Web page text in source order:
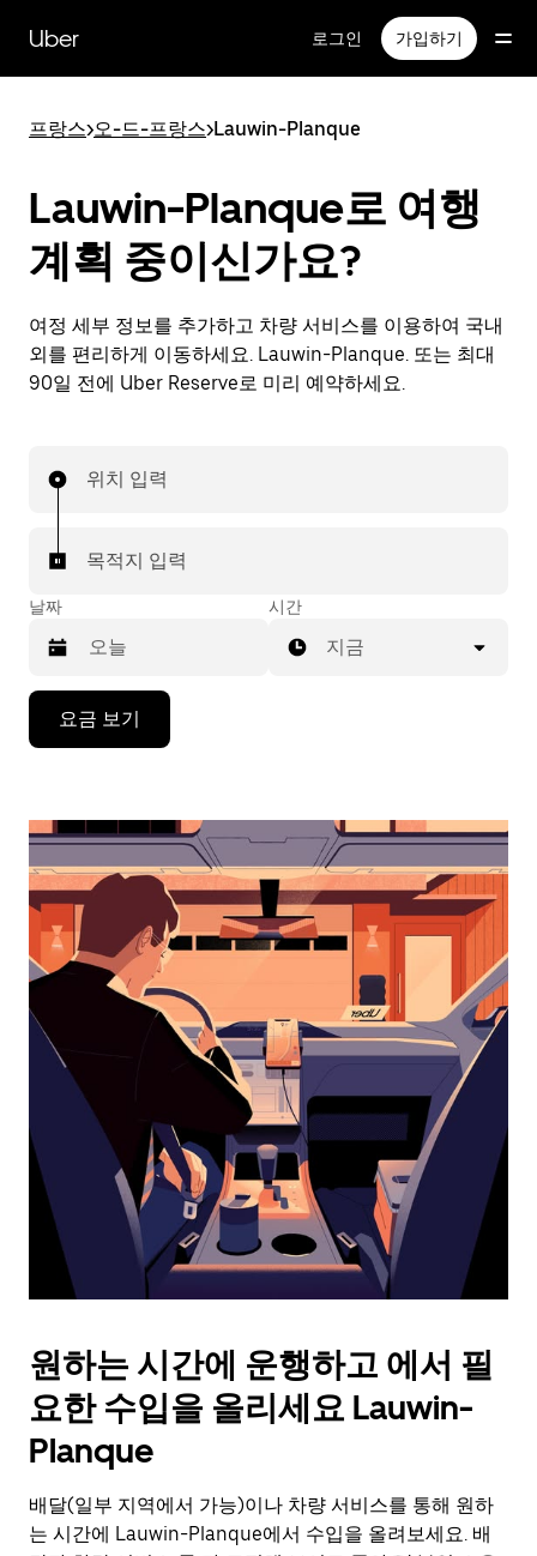
Uber 로그인 가입하기
프랑스>오-드-프랑스>Lauwin-Planque
Lauwin-Planque로 여행
계획 중이신가요?
여정 세부 정보를 추가하고 차량 서비스를 이용하여 국내
외를 편리하게 이동하세요. Lauwin-Planque. 또는 최대
90일 전에 Uber Reserve로 미리 예약하세요.
위치 입력
목적지 입력
날짜
작
면
아
래
화
살
표
러
날
짜
캘
린
더
를
닫
려
면
시간
지금
요금 보기
원하는 시간에 운행하고 에서 필
요한 수입을 올리세요 Lauwin-
Planque
배달(일부 지역에서 가능)이나 차량 서비스를 통해 원하
는 시간에 Lauwin-Planque에서 수입을 올려보세요. 배